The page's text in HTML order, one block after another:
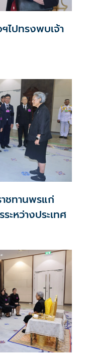
ไปทรงพบเจ้า
ชทานพรแก่
ะหว่างประเทศ